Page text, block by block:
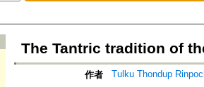
The Tantric tradition of
作者 Tulku Thondup